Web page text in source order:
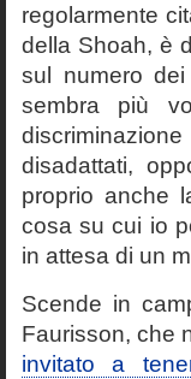
regolarmente
della Shoah, è
sul numero
sembra più
disadattati,
proprio anche
cosa su cui io
in attesa di un
Scende in
Faurisson, che
invitato a